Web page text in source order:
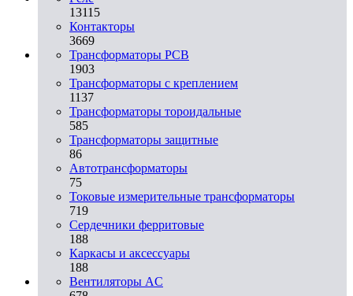
13115
Контакторы
3669
Трансформаторы PCB
1903
Трансформаторы с креплением
1137
Трансформаторы тороидальные
585
Трансформаторы защитные
86
Автотрансформаторы
75
Токовые измерительные трансформаторы
719
Сердечники ферритовые
188
Каркасы и аксессуары
188
Вентиляторы AC